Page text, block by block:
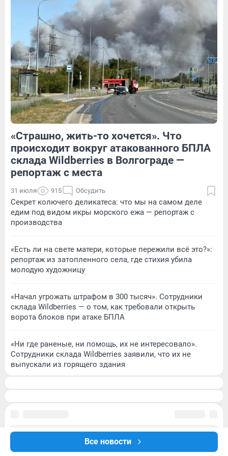
Все новости
Обсудить
3 Обсудить 7 Обсудить
1 Обсудить 4 Обсудить
«Страшно, жить-то хочется». Что
происходит вокруг атакованного БПЛА
склада Wildberries в Волгограде —
репортаж с места
31 июля 915 Обсудить
Секрет колючего деликатеса: что мы на самом деле
едим под видом икры морского ежа — репортаж с
производства
«Есть ли на свете матери, которые пережили всё это?»:
репортаж из затопленного села, где стихия убила
молодую художницу
«Начал угрожать штрафом в 300 тысяч». Сотрудники
склада Wildberries — о том, как требовали открыть
ворота блоков при атаке БПЛА
«Ни где раненые, ни помощь, их не интересовало».
Сотрудники склада Wildberries заявили, что их не
выпускали из горящего здания